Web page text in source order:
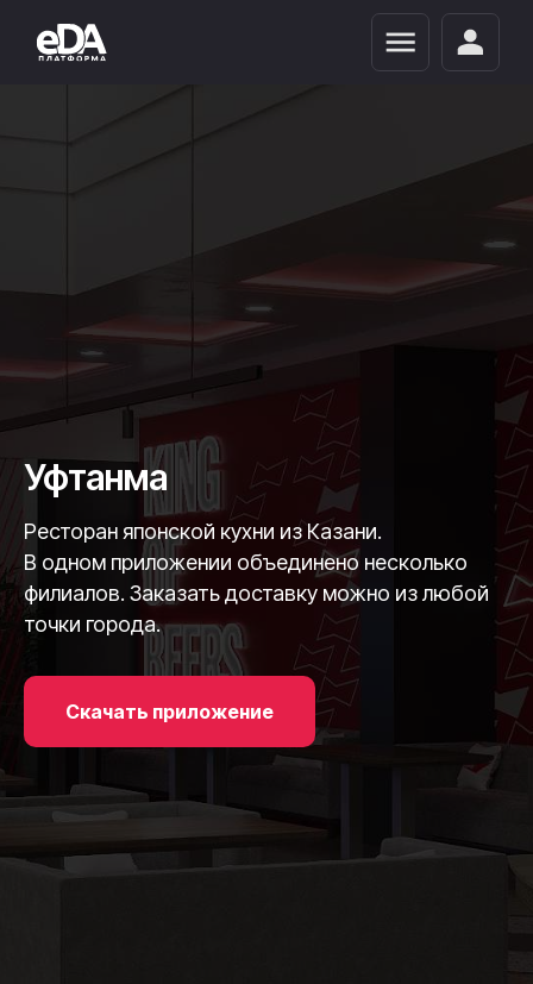
Уфтанма
Ресторан японской кухни из Казани.
В одном приложении объединено несколько
филиалов. Заказать доставку можно из любой
точки города.
Скачать приложение